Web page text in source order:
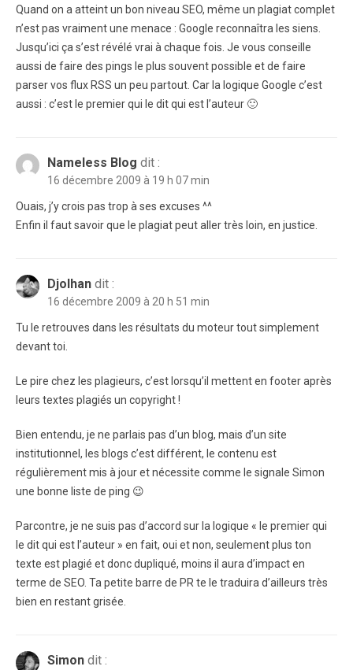
Quand on a atteint un bon niveau SEO, même un plagiat complet
n’est pas vraiment une menace : Google reconnaîtra les siens.
Jusqu’ici ça s’est révélé vrai à chaque fois. Je vous conseille
aussi de faire des pings le plus souvent possible et de faire
parser vos flux RSS un peu partout. Car la logique Google c’est
aussi : c’est le premier qui le dit qui est l’auteur 🙂
Nameless Blog dit :
16 décembre 2009 à 19 h 07 min
Ouais, j’y crois pas trop à ses excuses ^^
Enfin il faut savoir que le plagiat peut aller très loin, en justice.
Djolhan dit :
16 décembre 2009 à 20 h 51 min
Tu le retrouves dans les résultats du moteur tout simplement
devant toi.
Le pire chez les plagieurs, c’est lorsqu’il mettent en footer après
leurs textes plagiés un copyright !
Bien entendu, je ne parlais pas d’un blog, mais d’un site
institutionnel, les blogs c’est différent, le contenu est
régulièrement mis à jour et nécessite comme le signale Simon
une bonne liste de ping 😉
Parcontre, je ne suis pas d’accord sur la logique « le premier qui
le dit qui est l’auteur » en fait, oui et non, seulement plus ton
texte est plagié et donc dupliqué, moins il aura d’impact en
terme de SEO. Ta petite barre de PR te le traduira d’ailleurs très
bien en restant grisée.
Simon dit :